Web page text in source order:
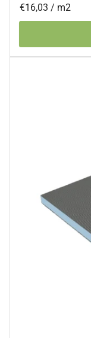
Prijs
per
€16,03 / per
m2